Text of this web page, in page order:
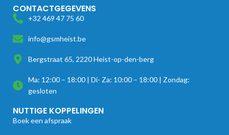
CONTACTGEGEVENS
+32 469 47 75 60
info@gsmheist.be
Bergstraat 65, 2220 Heist-op-den-berg
Ma: 12:00 – 18:00 | Di- Za: 10:00 – 18:00 | Zondag:
gesloten
NUTTIGE KOPPELINGEN
Boek een afspraak